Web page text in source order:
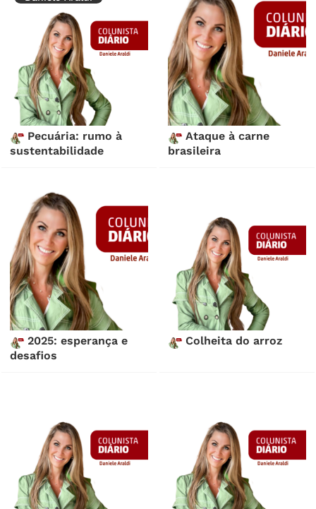
Pecuária: rumo à
sustentabilidade
Ataque à carne
brasileira
2025: esperança e
desafios
Colheita do arroz